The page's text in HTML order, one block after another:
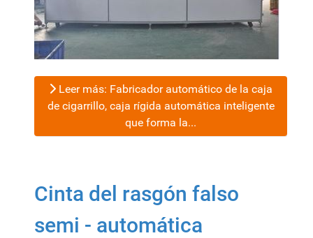
Leer más: Fabricador automático de la caja
de cigarrillo, caja rígida automática inteligente
que forma la...
Cinta del rasgón falso
semi - automática